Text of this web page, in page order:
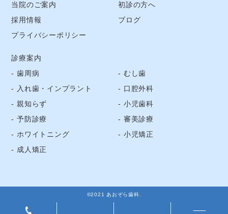
当院のご案内
初診の方へ
採用情報
ブログ
プライバシーポリシー
診療案内
歯周病
むし歯
入れ歯・インプラント
口腔外科
親知らず
小児歯科
予防診療
審美診療
ホワイトニング
小児矯正
成人矯正
©2021 あおぞら歯科.